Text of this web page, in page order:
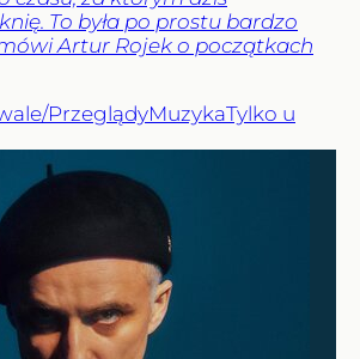
To była po prostu bardzo
Artur Rojek o początkach
PrzeglądyMuzykaTylko u